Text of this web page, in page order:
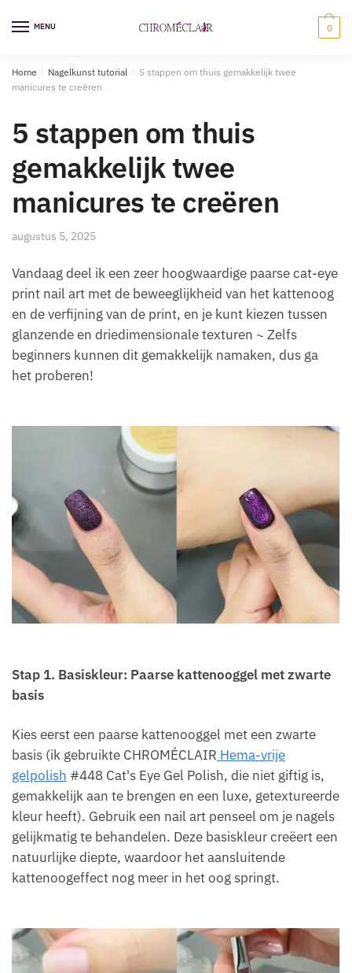
naar
naar
MENU 0
Home / Nagelkunst tutorial / 5 stappen om thuis gemakkelijk twee
manicures te creëren
5 stappen om thuis
gemakkelijk twee
manicures te creëren
augustus 5, 2025
Vandaag deel ik een zeer hoogwaardige paarse cat-eye
print nail art met de beweeglijkheid van het kattenoog
en de verfijning van de print, en je kunt kiezen tussen
glanzende en driedimensionale texturen ~ Zelfs
beginners kunnen dit gemakkelijk namaken, dus ga
het proberen!
Stap 1. Basiskleur: Paarse kattenooggel met zwarte
basis
Kies eerst een paarse kattenooggel met een zwarte
basis (ik gebruikte CHROMÉCLAIR Hema-vrije
gelpolish #448 Cat's Eye Gel Polish, die niet giftig is,
gemakkelijk aan te brengen en een luxe, getextureerde
kleur heeft). Gebruik een nail art penseel om je nagels
gelijkmatig te behandelen. Deze basiskleur creëert een
natuurlijke diepte, waardoor het aansluitende
kattenoogeffect nog meer in het oog springt.